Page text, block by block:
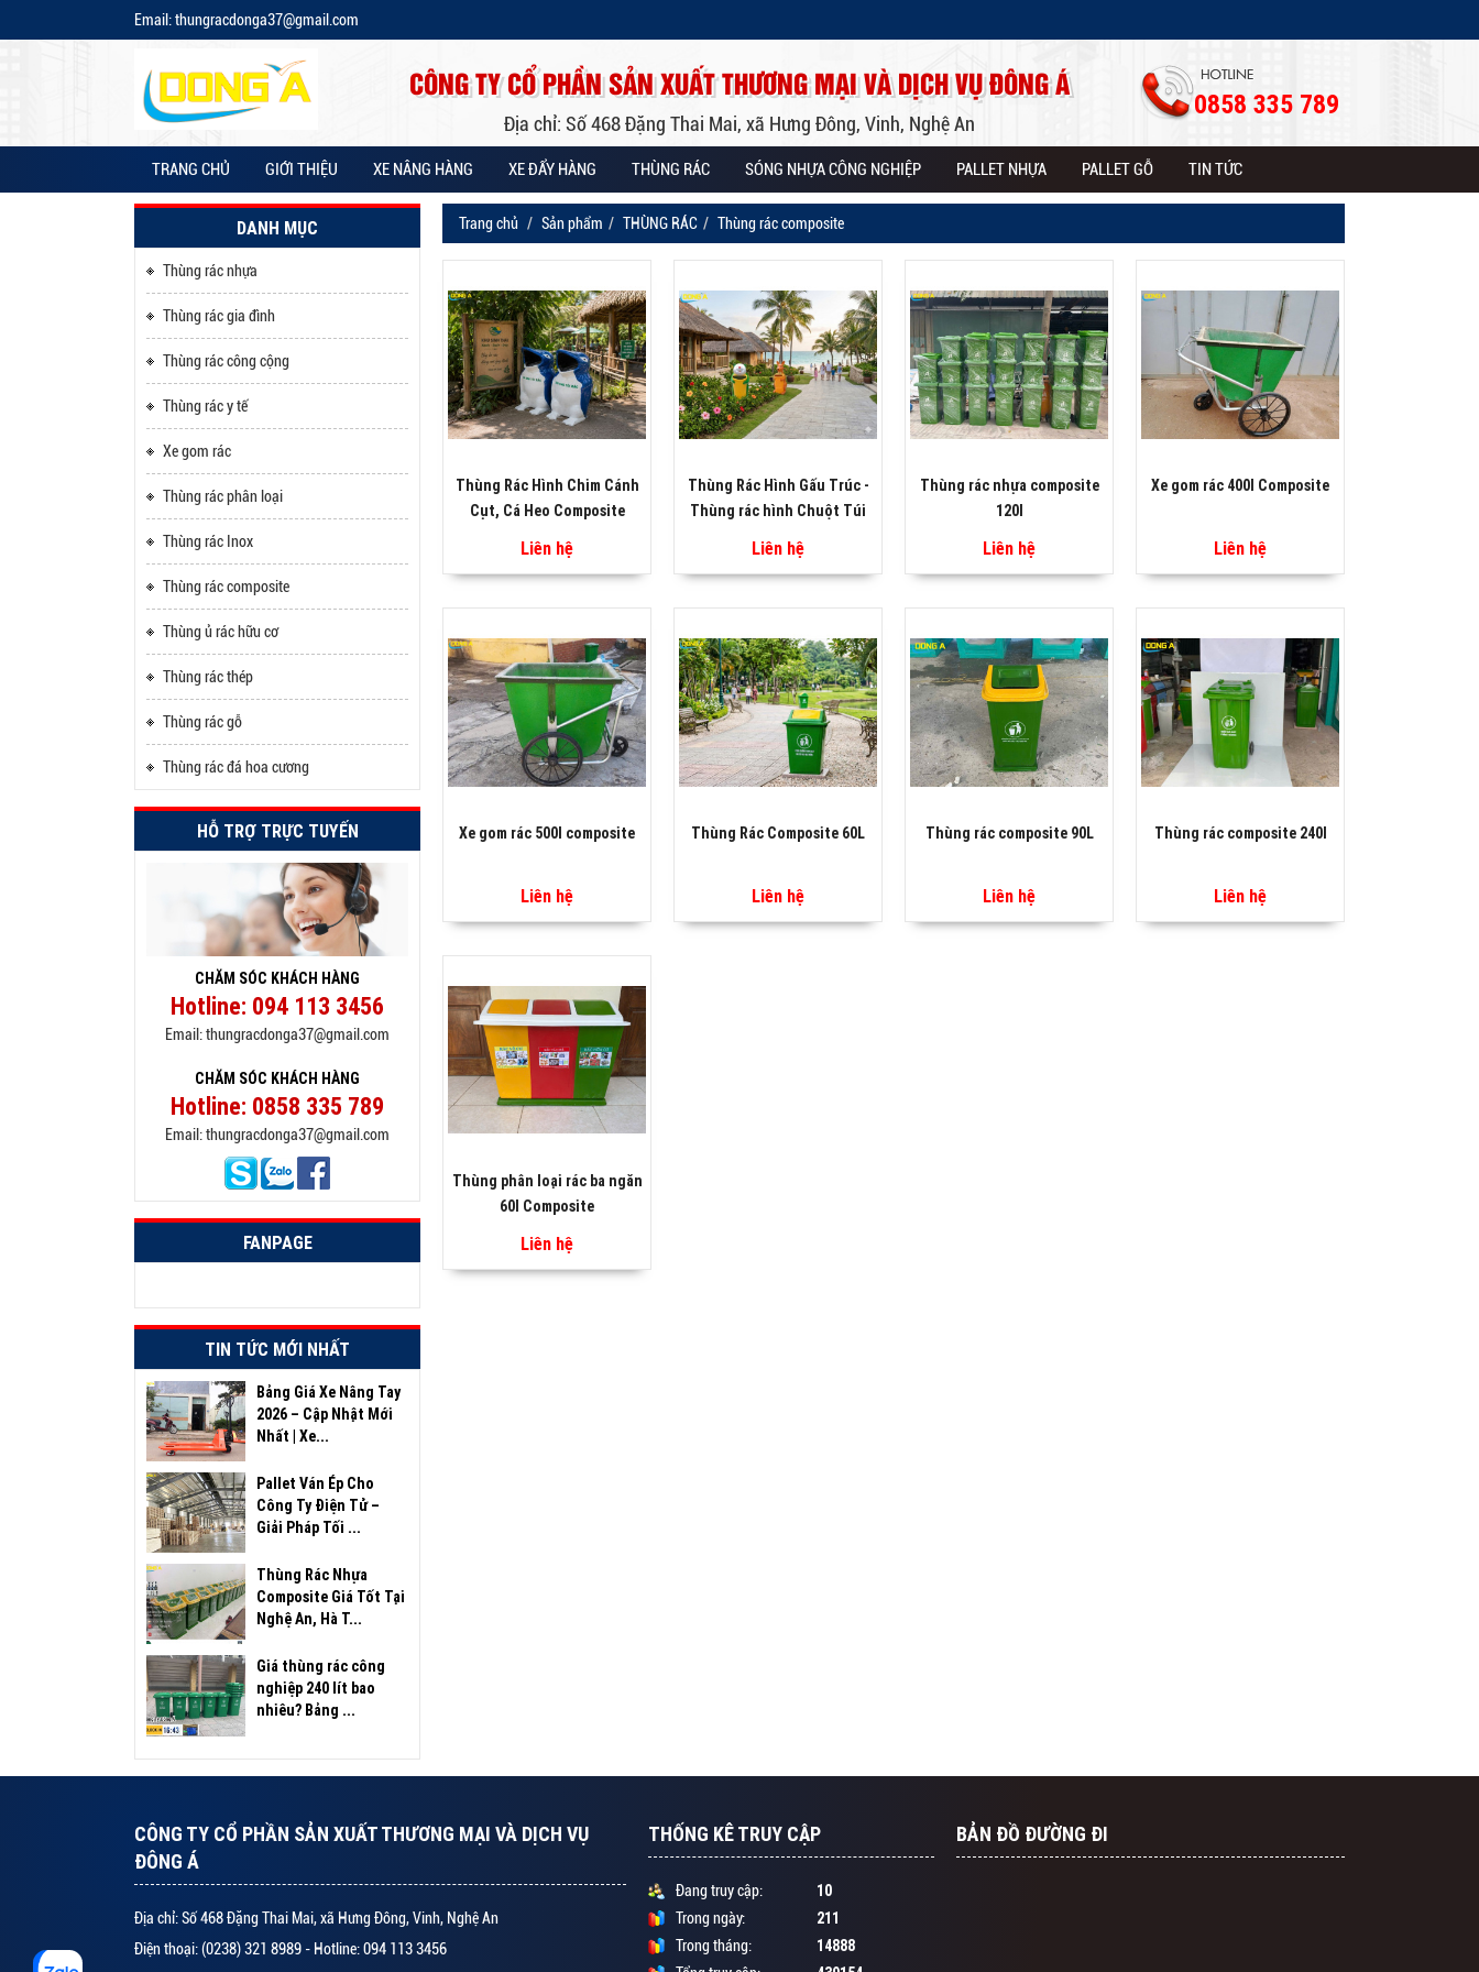
Email: thungracdonga37@gmail.com
CÔNG TY CỔ PHẦN SẢN XUẤT THƯƠNG MẠI VÀ DỊCH VỤ ĐÔNG Á
Địa chỉ: Số 468 Đặng Thai Mai, xã Hưng Đông, Vinh, Nghệ An
0858 335 789
TRANG CHỦ GIỚI THIỆU XE NÂNG HÀNG XE ĐẨY HÀNG THÙNG RÁC SÓNG NHỰA CÔNG NGHIỆP PALLET NHỰA PALLET GỖ TIN TỨC
DANH MỤC
Thùng rác nhựa
Thùng rác gia đình
Thùng rác công cộng
Thùng rác y tế
Xe gom rác
Thùng rác phân loại
Thùng rác Inox
Thùng rác composite
Thùng ủ rác hữu cơ
Thùng rác thép
Thùng rác gỗ
Thùng rác đá hoa cương
HỖ TRỢ TRỰC TUYẾN
CHĂM SÓC KHÁCH HÀNG
Hotline: 094 113 3456
Email:thungracdonga37@gmail.com
CHĂM SÓC KHÁCH HÀNG
Hotline: 0858 335 789
Email:thungracdonga37@gmail.com
FANPAGE
TIN TỨC MỚI NHẤT
Bảng Giá Xe Nâng Tay
2026 – Cập Nhật Mới
Nhất | Xe...
Pallet Ván Ép Cho
Công Ty Điện Tử –
Giải Pháp Tối ...
Thùng Rác Nhựa
Composite Giá Tốt Tại
Nghệ An, Hà T...
Giá thùng rác công
nghiệp 240 lít bao
nhiêu? Bảng ...
Trang chủ Sản phẩm THÙNG RÁC Thùng rác composite
Thùng Rác Hình Chim Cánh
Cụt, Cá Heo Composite
Liên hệ
Thùng Rác Hình Gấu Trúc -
Thùng rác hình Chuột Túi
Liên hệ
Thùng rác nhựa composite
120l
Liên hệ
Xe gom rác 400l Composite
Liên hệ
Xe gom rác 500l composite
Liên hệ
Thùng Rác Composite 60L
Liên hệ
Thùng rác composite 90L
Liên hệ
Thùng rác composite 240l
Liên hệ
Thùng phân loại rác ba ngăn
60l Composite
Liên hệ
CÔNG TY CỔ PHẦN SẢN XUẤT THƯƠNG MẠI VÀ DỊCH VỤ
ĐÔNG Á
Địa chỉ: Số 468 Đặng Thai Mai, xã Hưng Đông, Vinh, Nghệ An
Điện thoại: (0238) 321 8989 - Hotline: 094 113 3456
THỐNG KÊ TRUY CẬP
Đang truy cập: 10
Trong ngày: 211
Trong tháng: 14888
BẢN ĐỒ ĐƯỜNG ĐI